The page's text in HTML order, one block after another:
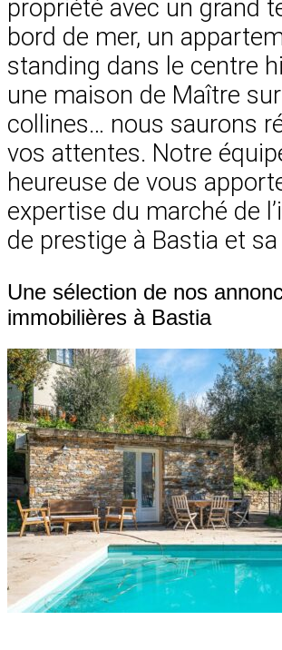
propriété avec un grand
bord de mer, un
standing dans le centre
une maison de Maître
collines… nous saurons
vos attentes. Notre
heureuse de vous
expertise du marché de
de prestige à Bastia et
Une sélection de nos
immobilières à Bastia